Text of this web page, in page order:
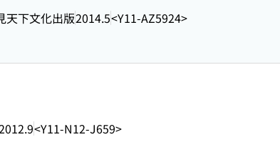
天下文化出版2014.5<Y11-AZ5924>
<Y11-N12-J659>